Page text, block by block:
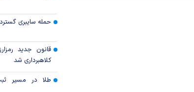
حمله سایبری
قانون جدید
کلاهبرداری شد
طلا در مسیر